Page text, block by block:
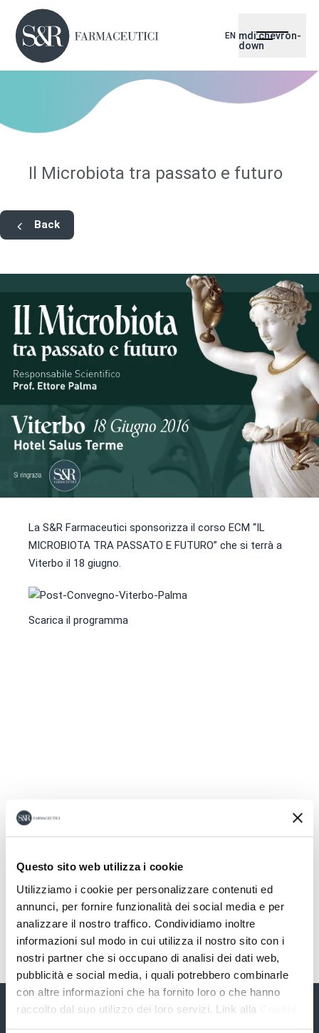
Questo sito web utilizza i cookie
Utilizziamo i cookie per personalizzare contenuti ed
annunci, per fornire funzionalità dei social media e per
analizzare il nostro traffico. Condividiamo inoltre
informazioni sul modo in cui utilizza il nostro sito con i
nostri partner che si occupano di analisi dei dati web,
pubblicità e social media, i quali potrebbero combinarle
con altre informazioni che ha fornito loro o che hanno
raccolto dal suo utilizzo dei loro servizi. Link alla
Policy
EN mdi:chevron-
down
Il Microbiota tra passato e futuro
Back
La S&R Farmaceutici sponsorizza il corso ECM “IL
MICROBIOTA TRA PASSATO E FUTURO” che si terrà a
Viterbo il 18 giugno.
Scarica il programma